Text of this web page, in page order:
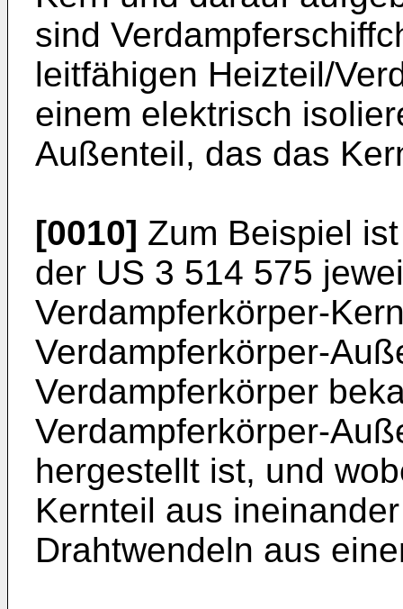
sind
leitfähigen Heizteil/
einem elektrisch
Außenteil, das das
[0010] Zum Beispiel
der US 3 514 575
Verdampferkörper-
Verdampferkörper-
Verdampferkörper
Verdampferkörper-
hergestellt ist, und
Kernteil aus
Drahtwendeln aus